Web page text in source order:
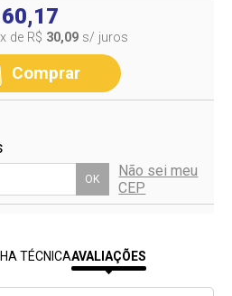
x de R$ 30,09 s/ juros
Comprar
OK
Não sei meu
CEP
TÉCNICAAVALIAÇÕES